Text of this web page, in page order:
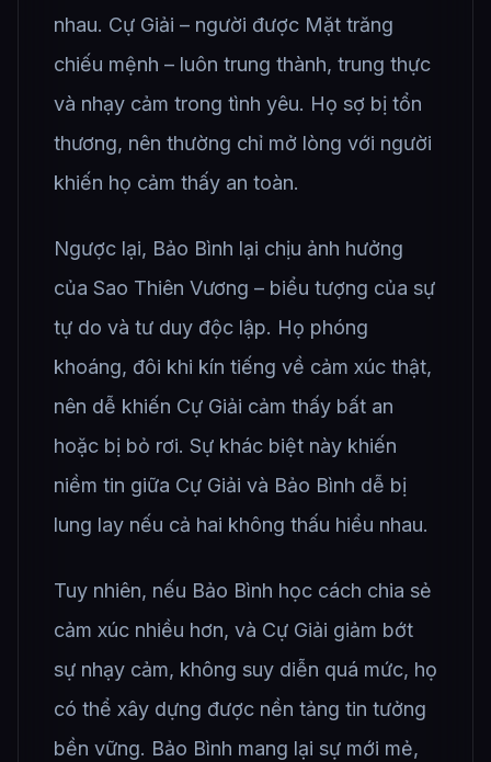
nhau. Cự Giải – người được Mặt trăng
chiếu mệnh – luôn trung thành, trung thực
và nhạy cảm trong tình yêu. Họ sợ bị tổn
thương, nên thường chỉ mở lòng với người
khiến họ cảm thấy an toàn.
Ngược lại, Bảo Bình lại chịu ảnh hưởng
của Sao Thiên Vương – biểu tượng của sự
tự do và tư duy độc lập. Họ phóng
khoáng, đôi khi kín tiếng về cảm xúc thật,
nên dễ khiến Cự Giải cảm thấy bất an
hoặc bị bỏ rơi. Sự khác biệt này khiến
niềm tin giữa Cự Giải và Bảo Bình dễ bị
lung lay nếu cả hai không thấu hiểu nhau.
Tuy nhiên, nếu Bảo Bình học cách chia sẻ
cảm xúc nhiều hơn, và Cự Giải giảm bớt
sự nhạy cảm, không suy diễn quá mức, họ
có thể xây dựng được nền tảng tin tưởng
bền vững. Bảo Bình mang lại sự mới mẻ,